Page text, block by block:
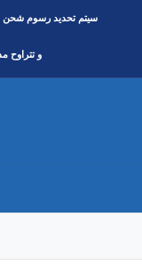
سيتم تحديد رسوم شحن
و تتراوح مده